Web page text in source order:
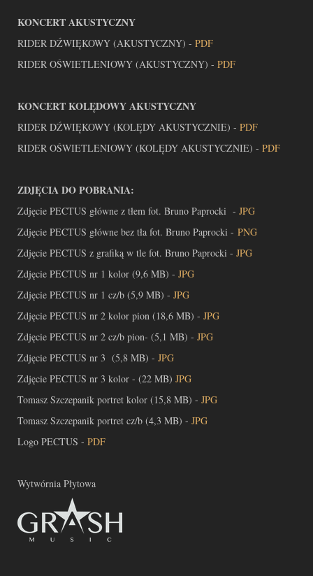
KONCERT AKUSTYCZNY
RIDER DŹWIĘKOWY (AKUSTYCZNY) - PDF
RIDER OŚWIETLENIOWY (AKUSTYCZNY) - PDF
KONCERT KOLĘDOWY AKUSTYCZNY
RIDER DŹWIĘKOWY (KOLĘDY AKUSTYCZNIE) - PDF
RIDER OŚWIETLENIOWY (KOLĘDY AKUSTYCZNIE) - PDF
ZDJĘCIA DO POBRANIA:
Zdjęcie PECTUS główne z tłem fot. Bruno Paprocki - JPG
Zdjęcie PECTUS główne bez tła fot. Bruno Paprocki - PNG
Zdjęcie PECTUS z grafiką w tle fot. Bruno Paprocki - JPG
Zdjęcie PECTUS nr 1 kolor (9,6 MB) - JPG
Zdjęcie PECTUS nr 1 cz/b (5,9 MB) - JPG
Zdjęcie PECTUS nr 2 kolor pion (18,6 MB) - JPG
Zdjęcie PECTUS nr 2 cz/b pion- (5,1 MB) - JPG
Zdjęcie PECTUS nr 3 (5,8 MB) - JPG
Zdjęcie PECTUS nr 3 kolor - (22 MB) JPG
Tomasz Szczepanik portret kolor (15,8 MB) - JPG
Tomasz Szczepanik portret cz/b (4,3 MB) - JPG
Logo PECTUS - PDF
Wytwórnia Płytowa